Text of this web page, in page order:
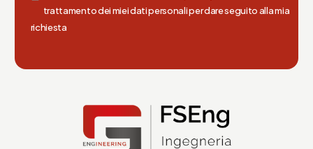
trattamento dei miei dati personali per dare seguito alla mia
richiesta